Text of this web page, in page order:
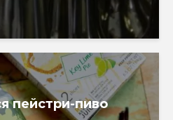
пейстри-пиво